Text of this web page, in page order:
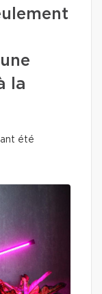
la
été